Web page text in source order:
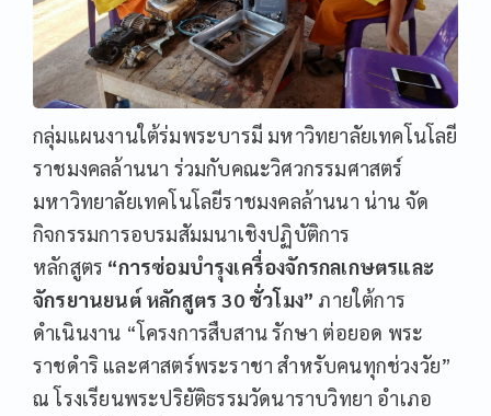
กลุ่มแผนงานใต้ร่มพระบารมี มหาวิทยาลัยเทคโนโลยี
ราชมงคลล้านนา ร่วมกับคณะวิศวกรรมศาสตร์
มหาวิทยาลัยเทคโนโลยีราชมงคลล้านนา น่าน จัด
กิจกรรมการอบรมสัมมนาเชิงปฏิบัติการ
หลักสูตร “การซ่อมบำรุงเครื่องจักรกลเกษตรและ
จักรยานยนต์ หลักสูตร 30 ชั่วโมง” ภายใต้การ
ดำเนินงาน “โครงการสืบสาน รักษา ต่อยอด พระ
ราชดำริ และศาสตร์พระราชา สำหรับคนทุกช่วงวัย”
ณ โรงเรียนพระปริยัติธรรมวัดนาราบวิทยา อำเภอ